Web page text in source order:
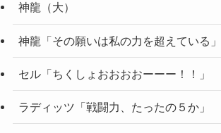
神龍（大）
神龍「その願いは私の力を超えている」
セル「ちくしょおおおおーーー！！」
ラディッツ「戦闘力、たったの５か」